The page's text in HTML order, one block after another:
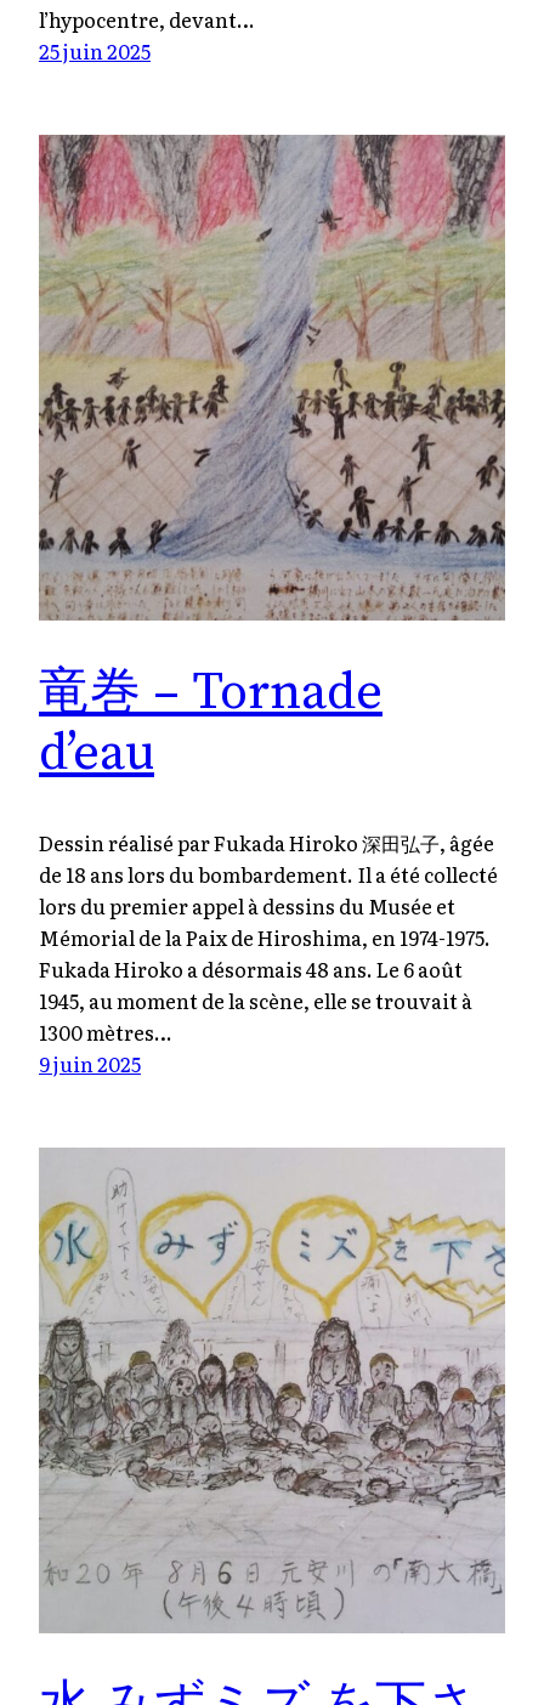
l’hypocentre, devant…
25 juin 2025
竜巻 – Tornade
d’eau
Dessin réalisé par Fukada Hiroko 深田弘子, âgée
de 18 ans lors du bombardement. Il a été collecté
lors du premier appel à dessins du Musée et
Mémorial de la Paix de Hiroshima, en 1974-1975.
Fukada Hiroko a désormais 48 ans. Le 6 août
1945, au moment de la scène, elle se trouvait à
1300 mètres…
9 juin 2025